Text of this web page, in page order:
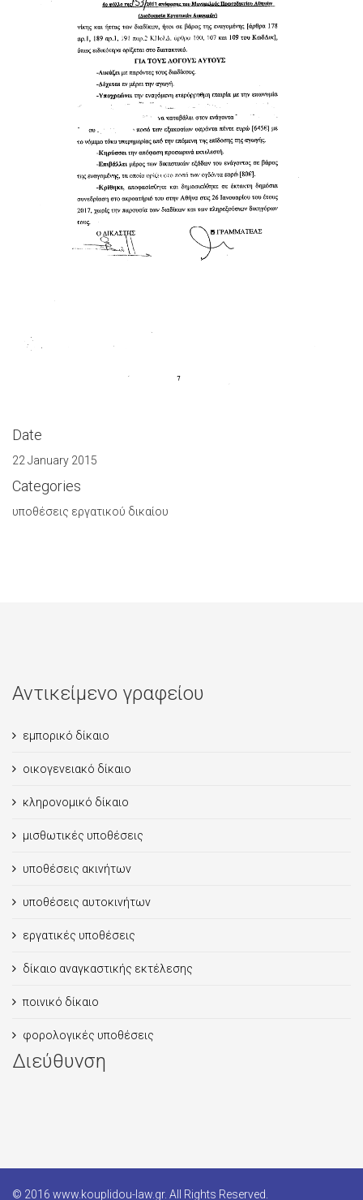
Date
22 January 2015
Categories
υποθέσεις εργατικού δικαίου
Αντικείμενο γραφείου
εμπορικό δίκαιο
οικογενειακό δίκαιο
κληρονομικό δίκαιο
μισθωτικές υποθέσεις
υποθέσεις ακινήτων
υποθέσεις αυτοκινήτων
εργατικές υποθέσεις
δίκαιο αναγκαστικής εκτέλεσης
ποινικό δίκαιο
φορολογικές υποθέσεις
Διεύθυνση
© 2016 www.kouplidou-law.gr. All Rights Reserved.